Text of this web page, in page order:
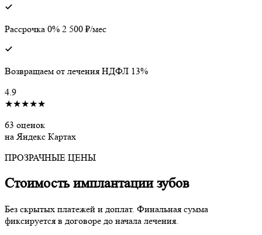
Рассрочка 0% 2 500 ₽/мес
Возвращаем от лечения НДФЛ 13%
4.9
★★★★★
63 оценок
на Яндекс Картах
ПРОЗРАЧНЫЕ ЦЕНЫ
Стоимость имплантациизубов
Без скрытых платежей и доплат. Финальная сумма
фиксируется в договоре до начала лечения.